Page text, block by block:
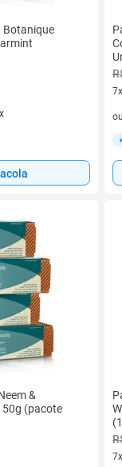
Botanique
ou
&
(pacote